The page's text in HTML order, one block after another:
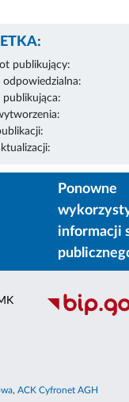
publikujący:
odpowiedzialna:
publikująca:
Ponowne
informacji
, ACK Cyfronet AGH